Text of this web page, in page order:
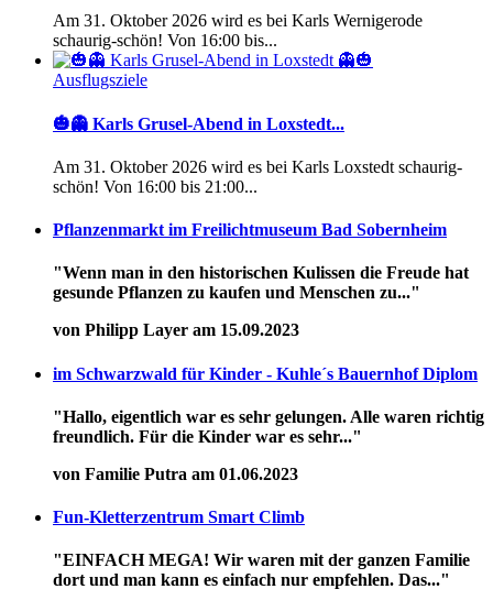
Am 31. Oktober 2026 wird es bei Karls Wernigerode
schaurig-schön! Von 16:00 bis...
Ausflugsziele
🎃👻 Karls Grusel-Abend in Loxstedt...
Am 31. Oktober 2026 wird es bei Karls Loxstedt schaurig-
schön! Von 16:00 bis 21:00...
Pflanzenmarkt im Freilichtmuseum Bad Sobernheim
"Wenn man in den historischen Kulissen die Freude hat
gesunde Pflanzen zu kaufen und Menschen zu..."
von Philipp Layer am 15.09.2023
im Schwarzwald für Kinder - Kuhle´s Bauernhof Diplom
"Hallo, eigentlich war es sehr gelungen. Alle waren richtig
freundlich. Für die Kinder war es sehr..."
von Familie Putra am 01.06.2023
Fun-Kletterzentrum Smart Climb
"EINFACH MEGA! Wir waren mit der ganzen Familie
dort und man kann es einfach nur empfehlen. Das..."